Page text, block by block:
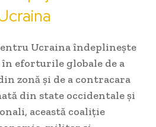
Ucraina îndeplinește
eforturile globale de a
zonă și de a contracara
din state occidentale și
această coaliție